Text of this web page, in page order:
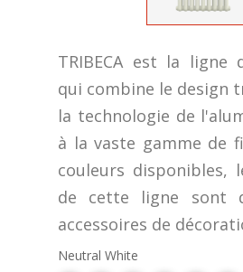
TRIBECA est la ligne
qui combine le design
la technologie de
à la vaste gamme de
couleurs disponibles,
de cette ligne sont
accessoires de
Neutral White